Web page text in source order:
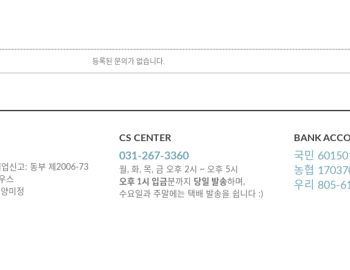
등록된 문의가 없습니다.
업신고: 동부 제2006-73
스
미정
CS CENTER
031-267-3360
월, 화, 목, 금 오후 2시 ~ 오후 5시
오후 1시 입금분까지 당일 발송하며,
수요일과 주말에는 택배 발송을 쉽니다 :)
BANK
국민
농협
우리 805-